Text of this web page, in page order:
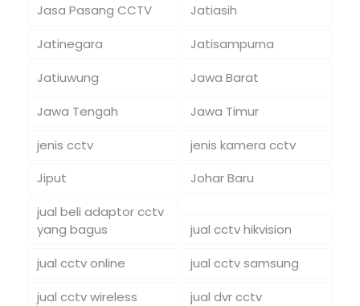
Jasa Pasang CCTV
Jatiasih
Jatinegara
Jatisampurna
Jatiuwung
Jawa Barat
Jawa Tengah
Jawa Timur
jenis cctv
jenis kamera cctv
Jiput
Johar Baru
jual beli adaptor cctv
yang bagus
jual cctv hikvision
jual cctv online
jual cctv samsung
jual cctv wireless
jual dvr cctv